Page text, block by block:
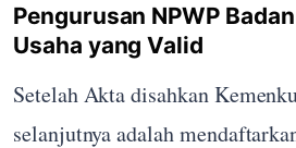
Pengurusan NPWP
Usaha yang Valid
Setelah Akta disahkan
selanjutnya adalah